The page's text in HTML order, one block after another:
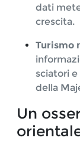
dati
crescita.
Turismo
sciatori
della
Un